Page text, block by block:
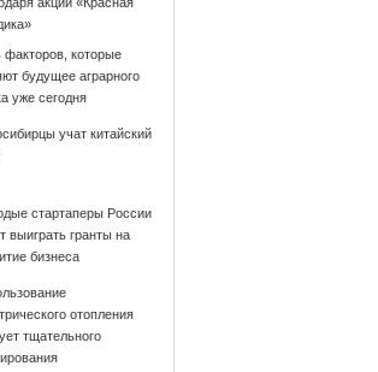
факторов, которые
будущее аграрного
уже сегодня
учат китайский
стартаперы России
выиграть гранты на
бизнеса
отопления
тщательного